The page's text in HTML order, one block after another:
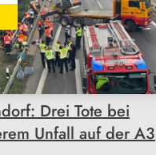
Drei Tote bei
Unfall auf der A3